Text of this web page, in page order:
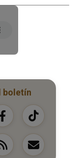
boletín